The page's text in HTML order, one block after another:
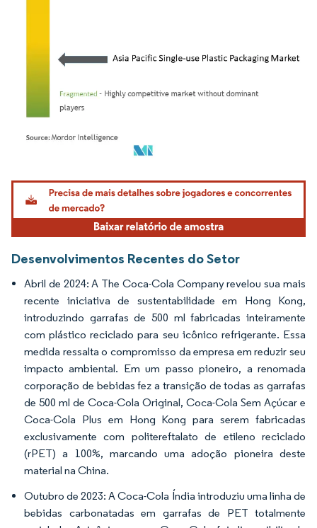
Imagem © Mordor Intelligence. O reuso requer atribuição conforme CC BY 4.0.
Desenvolvimentos Recentes do Setor
Abril de 2024: A The Coca-Cola Company revelou sua mais
recente iniciativa de sustentabilidade em Hong Kong,
introduzindo garrafas de 500 ml fabricadas inteiramente
com plástico reciclado para seu icônico refrigerante. Essa
medida ressalta o compromisso da empresa em reduzir seu
impacto ambiental. Em um passo pioneiro, a renomada
corporação de bebidas fez a transição de todas as garrafas
de 500 ml de Coca-Cola Original, Coca-Cola Sem Açúcar e
Coca-Cola Plus em Hong Kong para serem fabricadas
exclusivamente com politereftalato de etileno reciclado
(rPET) a 100%, marcando uma adoção pioneira deste
material na China.
Outubro de 2023: A Coca-Cola Índia introduziu uma linha de
bebidas carbonatadas em garrafas de PET totalmente